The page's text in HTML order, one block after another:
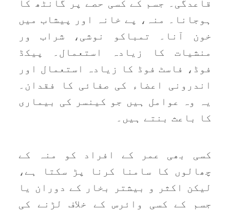
قاعدگی۔ جسم کے کسی حصے پر گانٹھ کا
ہوجانا۔ منہ، پے خانہ اور پیشاب میں
خون آنا۔ تمباکو نوشی، شراب ور
منشیات کا زیادہ استعمال۔ پیکڈ
فوڈ، فاسٹ فوڈ کا زیادہ استعمال اور
اندرونی اعضاء کی صفائی کا فقدان۔
یہ وہ عوامل ہیں جو کینسر کی بیماری
کا باعث بنتے ہیں۔
کسی بھی عمر کے افراد کو منہ کے
چھالوں کا سامنا کرنا پڑ سکتا ہے،
لیکن اکثر و بیشتر بخار کے دوران یا
جسم کے کسی وائرس کے خلاف لڑنے کی